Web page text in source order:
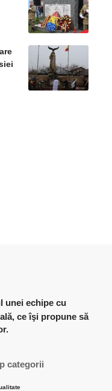
ce îşi propune să
categorii